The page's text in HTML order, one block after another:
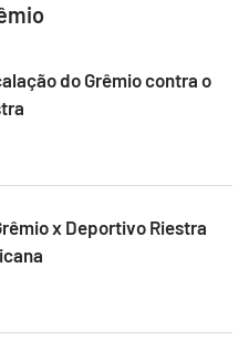
do Grêmio contra o
x Deportivo Riestra